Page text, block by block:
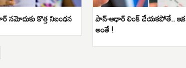
నమోదుకు కొత్త నిబంధన పాన్-ఆధార్ లింక్ చేయకపోతే.. ఇక
అంతే !